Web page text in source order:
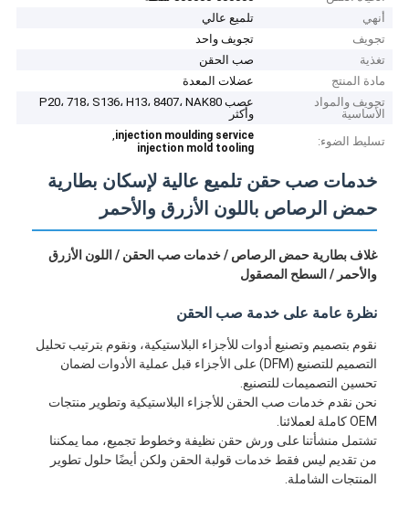
أنهي
تلميع عالي
تجويف
تجويف واحد
تغذية
صب الحقن
مادة المنتج
عضلات المعدة
تجويف والمواد
الأساسية
عصب P20، 718، S136، H13، 8407، NAK80
وأكثر
تسليط الضوء:
injection moulding service
,
injection mold tooling
خدمات صب حقن تلميع عالية لإسكان بطارية
حمض الرصاص باللون الأزرق والأحمر
غلاف بطارية حمض الرصاص / خدمات صب الحقن / اللون الأزرق
والأحمر / السطح المصقول
نظرة عامة على خدمة صب الحقن
نقوم بتصميم وتصنيع أدوات للأجزاء البلاستيكية، ونقوم بترتيب تحليل
التصميم للتصنيع (DFM) على الأجزاء قبل عملية الأدوات لضمان
تحسين التصميمات للتصنيع.
نحن نقدم خدمات صب الحقن للأجزاء البلاستيكية وتطوير منتجات
OEM كاملة لعملائنا.
تشتمل منشأتنا على ورش حقن نظيفة وخطوط تجميع، مما يمكننا
من تقديم ليس فقط خدمات قولبة الحقن ولكن أيضًا حلول تطوير
المنتجات الشاملة.